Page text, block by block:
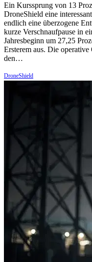
Ein Kurssprung von 13
DroneShield eine
endlich eine überzogene
kurze Verschnaufpause in
Jahresbeginn um 27,25
Ersterem aus. Die
den…
DroneShield